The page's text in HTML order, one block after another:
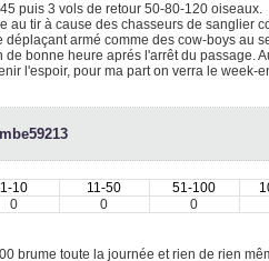
puis 3 vols de retour 50-80-120 oiseaux.
au tir à cause des chasseurs de sanglier
armé comme des cow-boys au
de bonne heure aprés l'arrêt du passage.
l'espoir, pour ma part on verra le week-
1-10 11-50 51-100
0
0 0
brume toute la journée et rien de rien